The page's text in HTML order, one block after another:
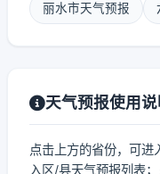
丽水市天气预报
天气预报使用说
点击上方的省份，可
入区/县天气预报列表